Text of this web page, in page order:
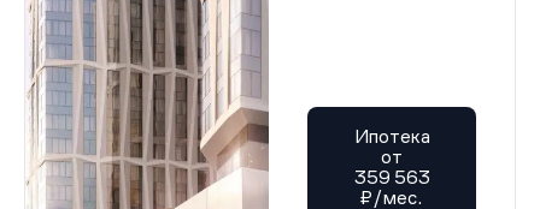
Ипотека
от
359 563
₽/мес.